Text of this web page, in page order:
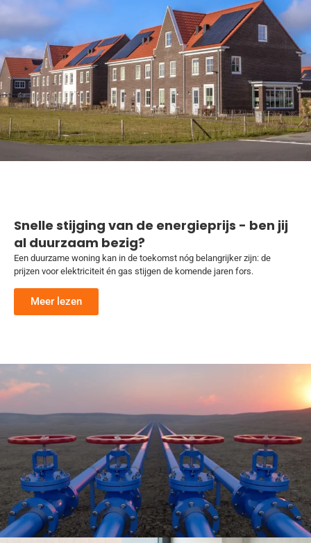
Snelle stijging van de energieprijs - ben jij
al duurzaam bezig?
Een duurzame woning kan in de toekomst nóg belangrijker zijn: de
prijzen voor elektriciteit én gas stijgen de komende jaren fors.
Meer lezen